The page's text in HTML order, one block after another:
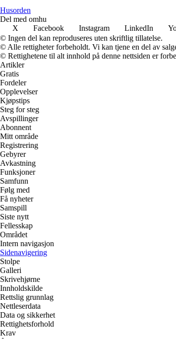
Husorden
Del med omhu
X
Facebook Instagram LinkedIn
© Ingen del kan reproduseres uten skriftlig tillatelse.
© Alle rettigheter forbeholdt. Vi kan tjene en del av
© Rettighetene til alt innhold på denne nettsiden er
Artikler
Gratis
Fordeler
Opplevelser
Kjøpstips
Steg for steg
Avspillinger
Abonnent
Mitt område
Registrering
Gebyrer
Avkastning
Funksjoner
Samfunn
Følg med
Få nyheter
Samspill
Siste nytt
Fellesskap
Området
Intern navigasjon
Sidenavigering
Stolpe
Galleri
Skrivehjørne
Innholdskilde
Rettslig grunnlag
Nettleserdata
Data og sikkerhet
Rettighetsforhold
Krav